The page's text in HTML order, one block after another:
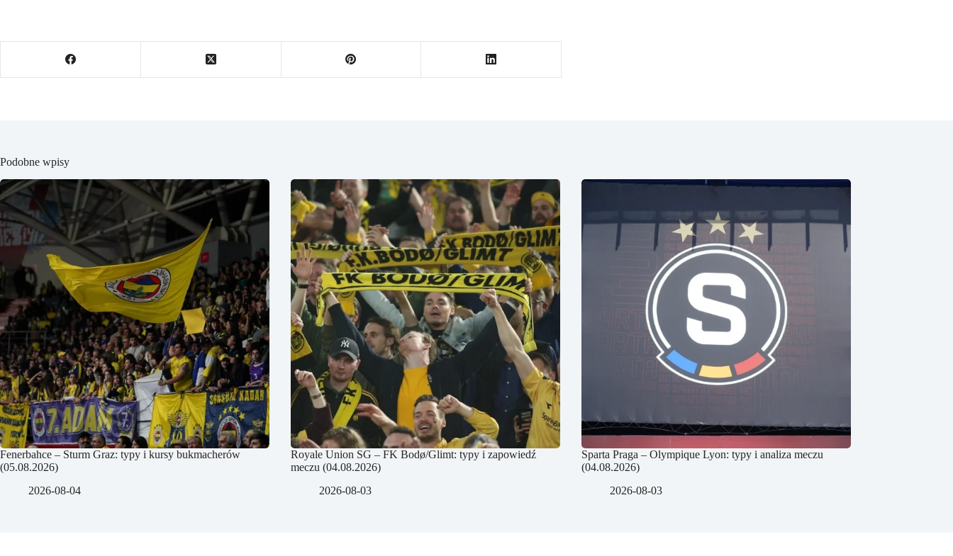
Podobne wpisy
Fenerbahce – Sturm Graz: typy i kursy bukmacherów
(05.08.2026)
2026-08-04
Royale Union SG – FK Bodø/Glimt: typy i zapowiedź
meczu (04.08.2026)
2026-08-03
Sparta Praga – Olympique Lyon: typy i analiza meczu
(04.08.2026)
2026-08-03